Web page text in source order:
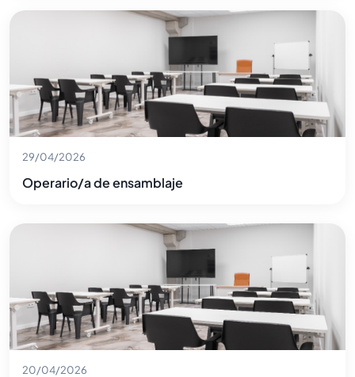
29/04/2026
Operario/a de ensamblaje
20/04/2026